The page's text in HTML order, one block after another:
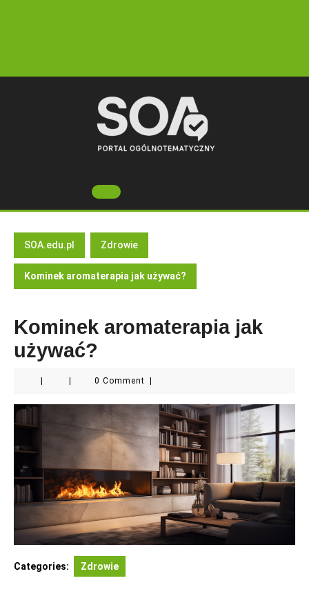
Open
Button
SOA.edu.pl Zdrowie
Kominek aromaterapia jak używać?
Kominek aromaterapia jak
używać?
0 Comment
Categories: Zdrowie